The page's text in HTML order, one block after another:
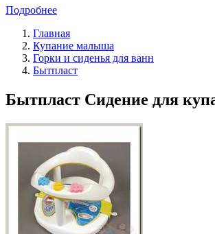
Подробнее
Главная
Купание малыша
Горки и сиденья для ванн
Бытпласт
Бытпласт Сидение для